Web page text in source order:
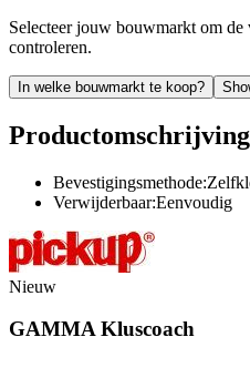
Selecteer jouw bouwmarkt om
controleren.
In welke bouwmarkt te koop?
Productomschrijving
Verwijderbaar:Eenvoudig
Nieuw
GAMMA Kluscoach